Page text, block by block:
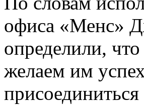
офиса «Менс»
определили,
желаем им